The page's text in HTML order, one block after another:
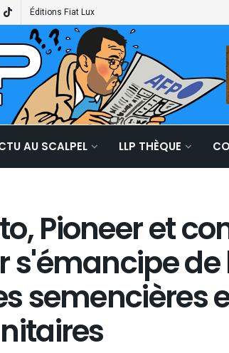
Éditions Fiat Lux
AU SCALPEL LLP THÈQUE
Pioneer et
s'émancipe
semencières